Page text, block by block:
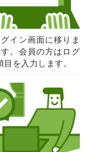
イン画面に移りま
。会員の方はログ
を入力します。